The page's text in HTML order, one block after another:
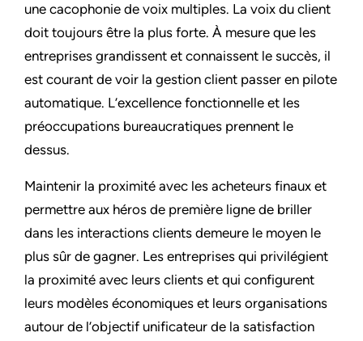
une cacophonie de voix multiples. La voix du client
doit toujours être la plus forte. À mesure que les
entreprises grandissent et connaissent le succès, il
est courant de voir la gestion client passer en pilote
automatique. L’excellence fonctionnelle et les
préoccupations bureaucratiques prennent le
dessus.
Maintenir la proximité avec les acheteurs finaux et
permettre aux héros de première ligne de briller
dans les interactions clients demeure le moyen le
plus sûr de gagner. Les entreprises qui privilégient
la proximité avec leurs clients et qui configurent
leurs modèles économiques et leurs organisations
autour de l’objectif unificateur de la satisfaction